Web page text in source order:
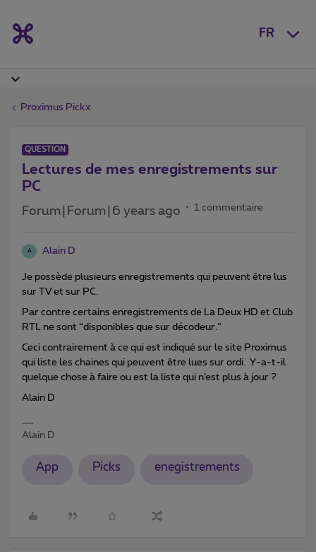
FR
Proximus Pickx
QUESTION
Lectures de mes enregistrements sur
PC
Forum|Forum|6 years ago 1 commentaire
A Alain D
Je possède plusieurs enregistrements qui peuvent être lus
sur TV et sur PC.
Par contre certains enregistrements de La Deux HD et Club
RTL ne sont “disponibles que sur décodeur.”
Ceci contrairement à ce qui est indiqué sur le site Proximus
qui liste les chaines qui peuvent être lues sur ordi. Y-a-t-il
quelque chose à faire ou est la liste qui n’est plus à jour ?
Alain D
Alain D
App Picks enegistrements